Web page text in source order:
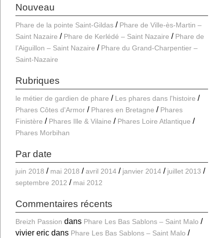
Nouveau
Phare de la pointe Saint-Gildas
Phare de Ville-ès-Martin –
Saint Nazaire
Phare de Kerlédé – Saint Nazaire
Phare de
l’Aiguillon – Saint Nazaire
Phare du Grand-Charpentier –
Saint-Nazaire
Rubriques
le métier de gardien de phare
Les phares dans l'histoire
Phares Côtes d'Armor
Phares en Bretagne
Phares
Finistère
Phares Ille & Vilaine
Phares Loire Atlantique
Phares Morbihan
Par date
juin 2018 mai 2018 avril 2014 janvier 2014
juillet 2013
septembre 2012
mai 2012
Commentaires récents
Breizh Passion dans Phare Les Bas Sablons – Saint Malo
vivier eric dans Phare Les Bas Sablons – Saint Malo